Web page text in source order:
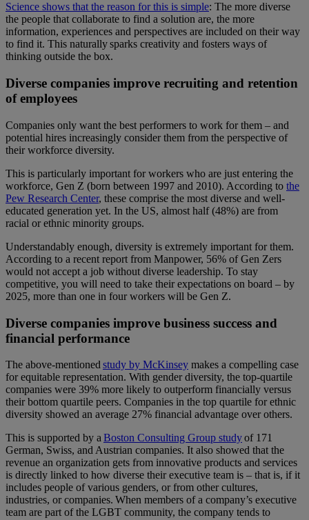
Science shows that the reason for this is simple: The more diverse
the people that collaborate to find a solution are, the more
information, experiences and perspectives are included on their way
to find it. This naturally sparks creativity and fosters ways of
thinking outside the box.
Diverse companies improve recruiting and retention
of employees
Companies only want the best performers to work for them – and
potential hires increasingly consider them from the perspective of
their workforce diversity.
This is particularly important for workers who are just entering the
workforce, Gen Z (born between 1997 and 2010). According to the
Pew Research Center, these comprise the most diverse and well-
educated generation yet. In the US, almost half (48%) are from
racial or ethnic minority groups.
Understandably enough, diversity is extremely important for them.
According to a recent report from Manpower, 56% of Gen Zers
would not accept a job without diverse leadership. To stay
competitive, you will need to take their expectations on board – by
2025, more than one in four workers will be Gen Z.
Diverse companies improve business success and
financial performance
The above-mentioned study by McKinsey makes a compelling case
for equitable representation. With gender diversity, the top-quartile
companies were 39% more likely to outperform financially versus
their bottom quartile peers. Companies in the top quartile for ethnic
diversity showed an average 27% financial advantage over others.
This is supported by a Boston Consulting Group studyof 171
German, Swiss, and Austrian companies. It also showed that the
revenue an organization gets from innovative products and services
is directly linked to how diverse their executive team is – that is, if it
includes people of various genders, or from other cultures,
industries, or companies. When members of a company’s executive
team are part of the LGBT community, the company tends to